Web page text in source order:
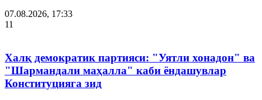
07.08.2026, 17:33
11
Халқ демократик партияси: "Уятли хонадон" ва
"Шармандали маҳалла" каби ёндашувлар
Конституцияга зид